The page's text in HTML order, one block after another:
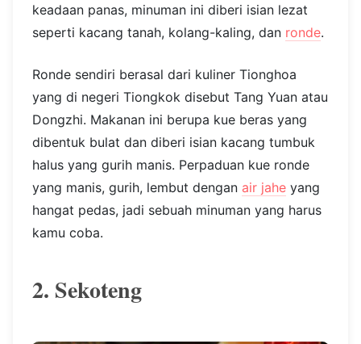
keadaan panas, minuman ini diberi isian lezat
seperti kacang tanah, kolang-kaling, dan ronde.
Ronde sendiri berasal dari kuliner Tionghoa
yang di negeri Tiongkok disebut Tang Yuan atau
Dongzhi. Makanan ini berupa kue beras yang
dibentuk bulat dan diberi isian kacang tumbuk
halus yang gurih manis. Perpaduan kue ronde
yang manis, gurih, lembut dengan air jahe yang
hangat pedas, jadi sebuah minuman yang harus
kamu coba.
2. Sekoteng